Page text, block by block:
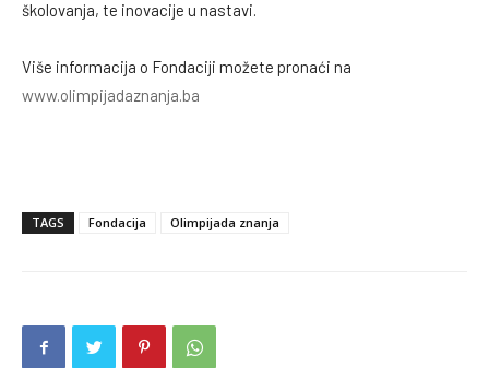
školovanja, te inovacije u nastavi.
Više informacija o Fondaciji možete pronaći na
www.olimpijadaznanja.ba
TAGS Fondacija Olimpijada znanja